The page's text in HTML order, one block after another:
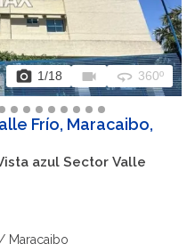
photo_camera 1/18 videocam 360 360º
Frío, Maracaibo,
azul Sector Valle
Maracaibo